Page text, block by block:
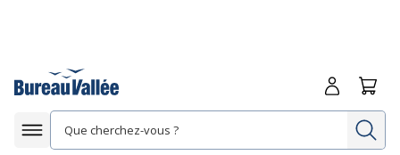
Afficher la navigation
Me